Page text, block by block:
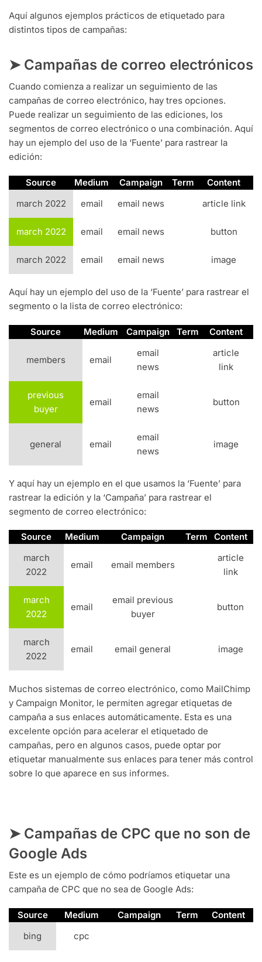
Aquí algunos ejemplos prácticos de etiquetado para
distintos tipos de campañas:
➤ Campañas de correo electrónicos
Cuando comienza a realizar un seguimiento de las
campañas de correo electrónico, hay tres opciones.
Puede realizar un seguimiento de las ediciones, los
segmentos de correo electrónico o una combinación. Aquí
hay un ejemplo del uso de la ‘Fuente’ para rastrear la
edición:
Source Medium Campaign Term
Content
march 2022
email email news article link
march 2022 email email news button
march 2022 email email news image
Aquí hay un ejemplo del uso de la ‘Fuente’ para rastrear el
segmento o la lista de correo electrónico:
Source Medium Campaign Term Content
members email
email
news
article
link
previous
buyer
email
email
news
button
general email
email
news
image
Y aquí hay un ejemplo en el que usamos la ‘Fuente’ para
rastrear la edición y la ‘Campaña’ para rastrear el
segmento de correo electrónico:
Source Medium Campaign Term
Content
march
2022
email email members
article
link
march
2022
email
email previous
buyer
button
march
2022
email email general image
Muchos sistemas de correo electrónico, como MailChimp
y Campaign Monitor, le permiten agregar etiquetas de
campaña a sus enlaces automáticamente. Esta es una
excelente opción para acelerar el etiquetado de
campañas, pero en algunos casos, puede optar por
etiquetar manualmente sus enlaces para tener más control
sobre lo que aparece en sus informes.
➤ Campañas de CPC que no son de
Google Ads
Este es un ejemplo de cómo podríamos etiquetar una
campaña de CPC que no sea de Google Ads:
Source Medium Campaign Term
Content
bing
cpc